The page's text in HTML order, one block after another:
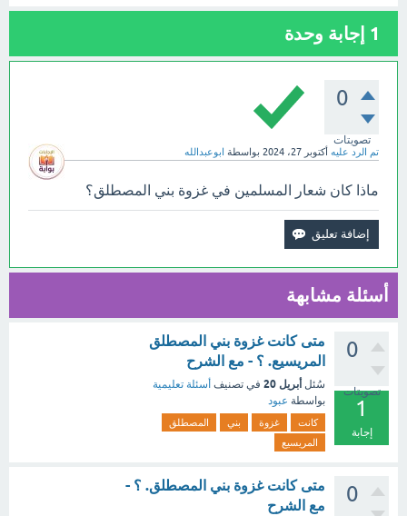
1 إجابة وحدة
0
تصويتات
تم الرد عليه أكتوبر 27، 2024 بواسطة ابوعبدالله
ماذا كان شعار المسلمين في غزوة بني المصطلق؟
أسئلة مشابهة
0
تصويتات
1
إجابة
متى كانت غزوة بني المصطلق
المريسيع. ؟ - مع الشرح
سُئل أبريل 20 في تصنيف أسئلة تعليمية
بواسطة عبود
كانت غزوة بني
المصطلق
المريسيع
0
متى كانت غزوة بني المصطلق. ؟ -
مع الشرح